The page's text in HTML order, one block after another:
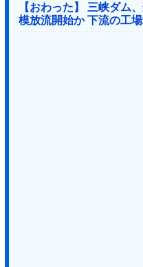
【おわった】 三峡ダム
模放流開始か 下流の工
る